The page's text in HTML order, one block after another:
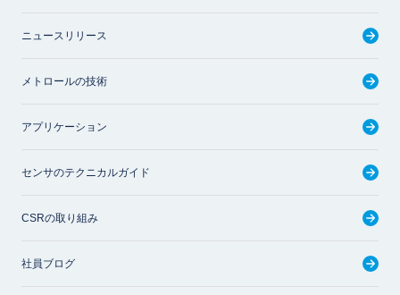
ニュースリリース
メトロールの技術
アプリケーション
センサのテクニカルガイド
CSRの取り組み
社員ブログ